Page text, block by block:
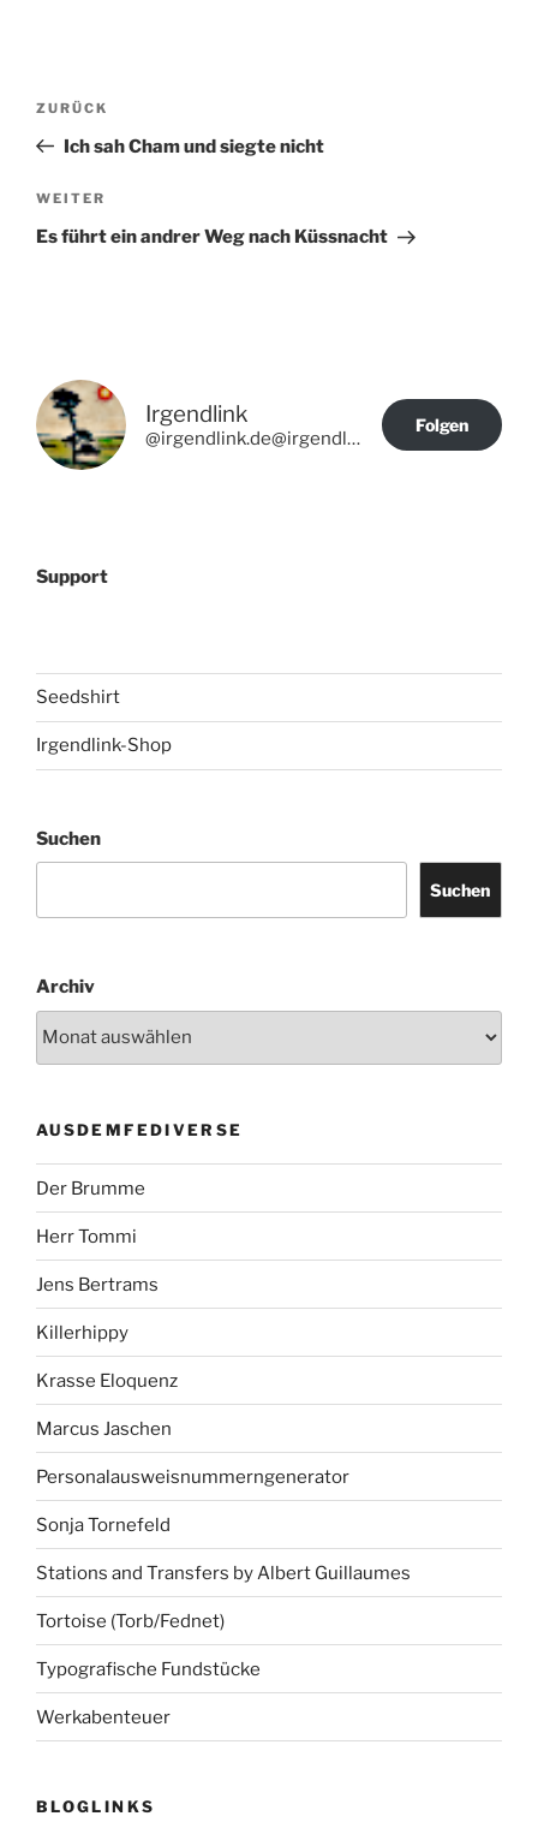
Beitragsnavigation
Vorheriger
Beitrag
ZURÜCK
Ich sah Cham und siegte nicht
Nächster
Beitrag
WEITER
Es führt ein andrer Weg nach Küssnacht
Irgendlink
@irgendlink.de@irgendlink.de
Folgen
Support
Seedshirt
Irgendlink-Shop
Suchen
Suchen
Archiv
AUSDEMFEDIVERSE
Der Brumme
Herr Tommi
Jens Bertrams
Killerhippy
Krasse Eloquenz
Marcus Jaschen
Personalausweisnummerngenerator
Sonja Tornefeld
Stations and Transfers by Albert Guillaumes
Tortoise (Torb/Fednet)
Typografische Fundstücke
Werkabenteuer
BLOGLINKS